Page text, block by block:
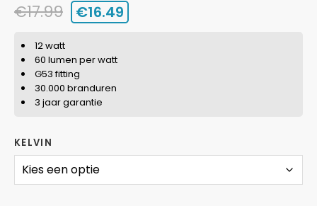
€17.99 €16.49
12 watt
60 lumen per watt
G53 fitting
30.000 branduren
3 jaar garantie
KELVIN